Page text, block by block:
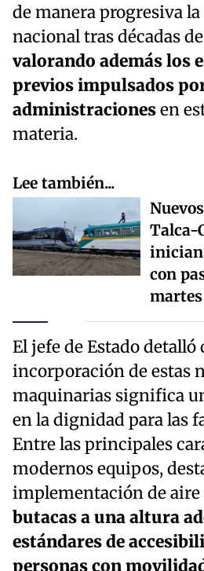
de manera progresiva
nacional tras décadas
valorando además los
previos impulsados
administracionesen
materia.
Lee también...
Talca-
inician
con
martes
El jefe de Estado detalló
incorporación de estas
maquinarias significa
en la dignidad para las
Entre las principales
modernos equipos,
implementación de
butacas a una altura
estándares de
personas con